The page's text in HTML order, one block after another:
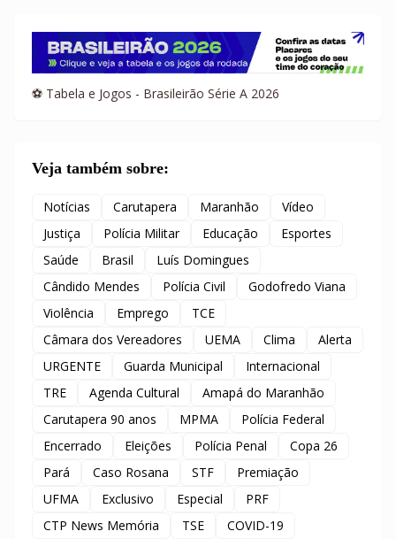
⚽ Tabela e Jogos - Brasileirão Série A 2026
Veja também sobre:
Notícias Carutapera Maranhão
Vídeo
Justiça
Polícia Militar Educação
Esportes
Saúde
Brasil
Luís Domingues
Cândido Mendes
Polícia Civil
Godofredo Viana
Violência
Emprego
TCE
Câmara dos Vereadores
UEMA Clima
Alerta
URGENTE
Guarda Municipal
Internacional
TRE
Agenda Cultural
Amapá do Maranhão
Carutapera 90 anos
MPMA
Polícia Federal
Encerrado
Eleições Polícia Penal
Copa 26
Pará
Caso Rosana STF
Premiação
UFMA
Exclusivo Especial
PRF
CTP News Memória
TSE
COVID-19